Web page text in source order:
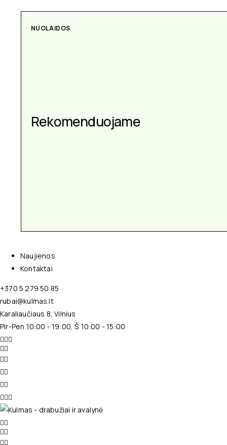
NUOLAIDOS
Rekomenduojame
AKSESUARAI
Aksesuarai kiekvienai
progai
Naujienos
Kontaktai
+370 5 279 50 85
rubai@kulmas.lt
Karaliaučiaus 8, Vilnius
Pir-Pen 10:00 - 19:00, Š 10:00 - 15:00